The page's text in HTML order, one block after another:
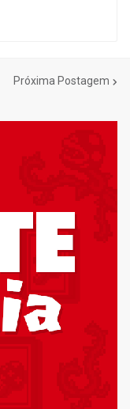
Próxima Postagem